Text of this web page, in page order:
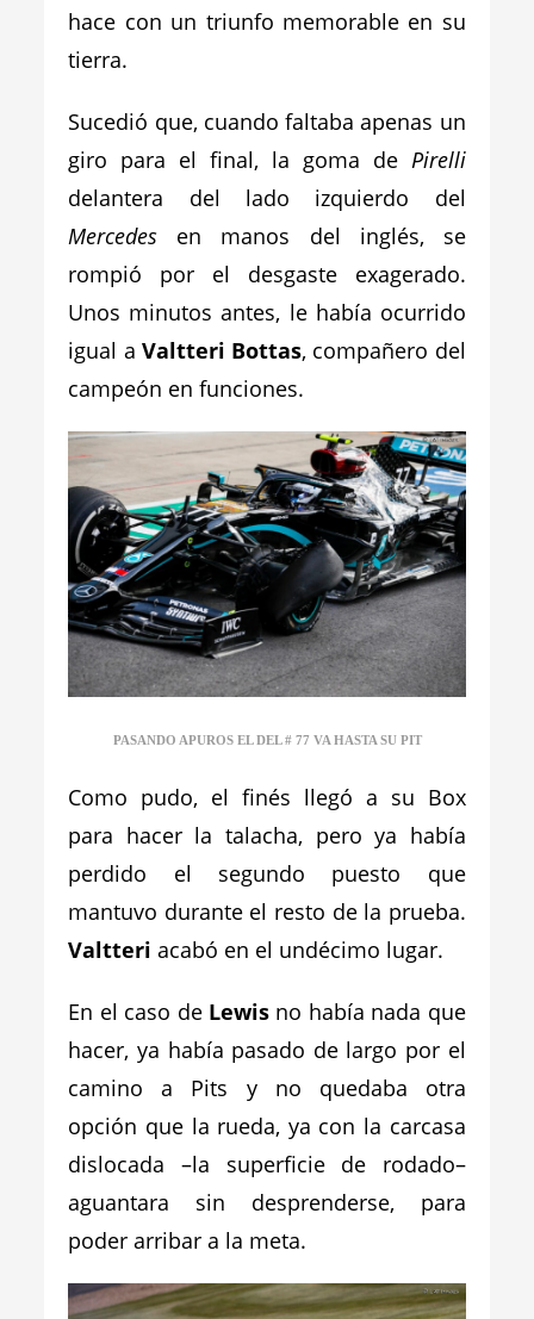
hace con un triunfo memorable en su
tierra.
Sucedió que, cuando faltaba apenas un
giro para el final, la goma de Pirelli
delantera del lado izquierdo del
Mercedes en manos del inglés, se
rompió por el desgaste exagerado.
Unos minutos antes, le había ocurrido
igual a Valtteri Bottas, compañero del
campeón en funciones.
PASANDO APUROS EL DEL # 77 VA HASTA SU PIT
Como pudo, el finés llegó a su Box
para hacer la talacha, pero ya había
perdido el segundo puesto que
mantuvo durante el resto de la prueba.
Valtteri acabó en el undécimo lugar.
En el caso de Lewis no había nada que
hacer, ya había pasado de largo por el
camino a Pits y no quedaba otra
opción que la rueda, ya con la carcasa
dislocada –la superficie de rodado–
aguantara sin desprenderse, para
poder arribar a la meta.